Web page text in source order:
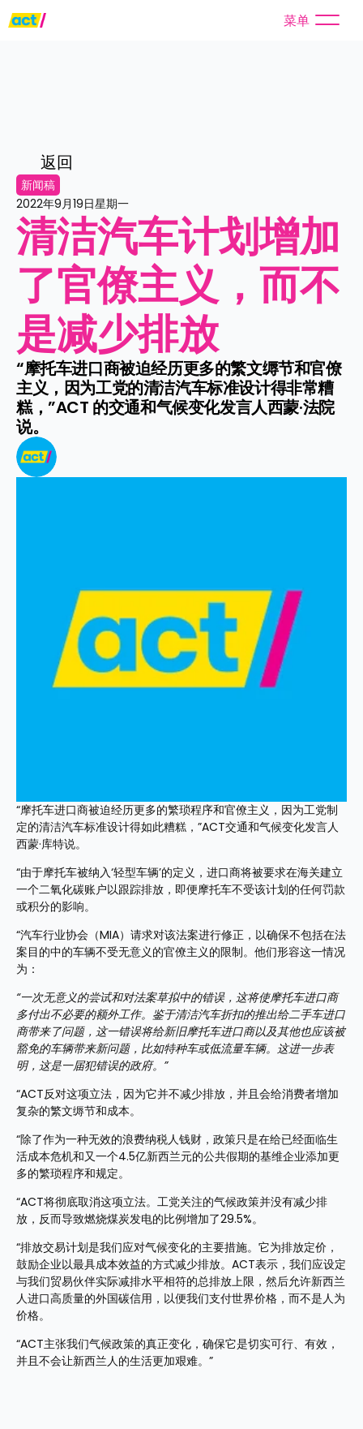
菜单
返回
新闻稿
2022年9月19日星期一
清洁汽车计划增加
了官僚主义，而不
是减少排放
“摩托车进口商被迫经历更多的繁文缛节和官僚
主义，因为工党的清洁汽车标准设计得非常糟
糕，”ACT 的交通和气候变化发言人西蒙·法院
说。
“摩托车进口商被迫经历更多的繁琐程序和官僚主义，因为工党制
定的清洁汽车标准设计得如此糟糕，”ACT交通和气候变化发言人
西蒙·库特说。
“由于摩托车被纳入‘轻型车辆’的定义，进口商将被要求在海关建立
一个二氧化碳账户以跟踪排放，即便摩托车不受该计划的任何罚款
或积分的影响。
“汽车行业协会（MIA）请求对该法案进行修正，以确保不包括在法
案目的中的车辆不受无意义的官僚主义的限制。他们形容这一情况
为：
“一次无意义的尝试和对法案草拟中的错误，这将使摩托车进口商
多付出不必要的额外工作。鉴于清洁汽车折扣的推出给二手车进口
商带来了问题，这一错误将给新旧摩托车进口商以及其他也应该被
豁免的车辆带来新问题，比如特种车或低流量车辆。这进一步表
明，这是一届犯错误的政府。”
“ACT反对这项立法，因为它并不减少排放，并且会给消费者增加
复杂的繁文缛节和成本。
“除了作为一种无效的浪费纳税人钱财，政策只是在给已经面临生
活成本危机和又一个4.5亿新西兰元的公共假期的基维企业添加更
多的繁琐程序和规定。
“ACT将彻底取消这项立法。工党关注的气候政策并没有减少排
放，反而导致燃烧煤炭发电的比例增加了29.5%。
“排放交易计划是我们应对气候变化的主要措施。它为排放定价，
鼓励企业以最具成本效益的方式减少排放。ACT表示，我们应设定
与我们贸易伙伴实际减排水平相符的总排放上限，然后允许新西兰
人进口高质量的外国碳信用，以便我们支付世界价格，而不是人为
价格。
“ACT主张我们气候政策的真正变化，确保它是切实可行、有效，
并且不会让新西兰人的生活更加艰难。”